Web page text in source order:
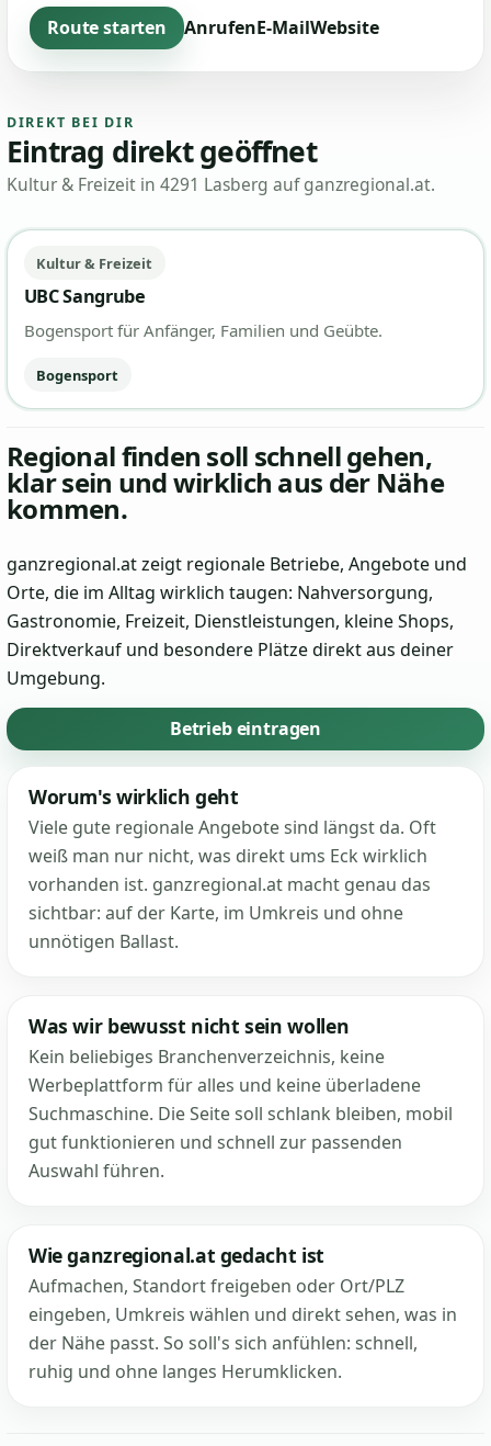
Route starten AnrufenE-MailWebsite
DIREKT BEI DIR
Eintrag direkt geöffnet
Kultur & Freizeit in 4291 Lasberg auf ganzregional.at.
Kultur & Freizeit
UBC Sangrube
Bogensport für Anfänger, Familien und Geübte.
Bogensport
Regional finden soll schnell gehen,
klar sein und wirklich aus der Nähe
kommen.
ganzregional.at zeigt regionale Betriebe, Angebote und
Orte, die im Alltag wirklich taugen: Nahversorgung,
Gastronomie, Freizeit, Dienstleistungen, kleine Shops,
Direktverkauf und besondere Plätze direkt aus deiner
Umgebung.
Betrieb eintragen
Worum's wirklich geht
Viele gute regionale Angebote sind längst da. Oft
weiß man nur nicht, was direkt ums Eck wirklich
vorhanden ist. ganzregional.at macht genau das
sichtbar: auf der Karte, im Umkreis und ohne
unnötigen Ballast.
Was wir bewusst nicht sein wollen
Kein beliebiges Branchenverzeichnis, keine
Werbeplattform für alles und keine überladene
Suchmaschine. Die Seite soll schlank bleiben, mobil
gut funktionieren und schnell zur passenden
Auswahl führen.
Wie ganzregional.at gedacht ist
Aufmachen, Standort freigeben oder Ort/PLZ
eingeben, Umkreis wählen und direkt sehen, was in
der Nähe passt. So soll's sich anfühlen: schnell,
ruhig und ohne langes Herumklicken.